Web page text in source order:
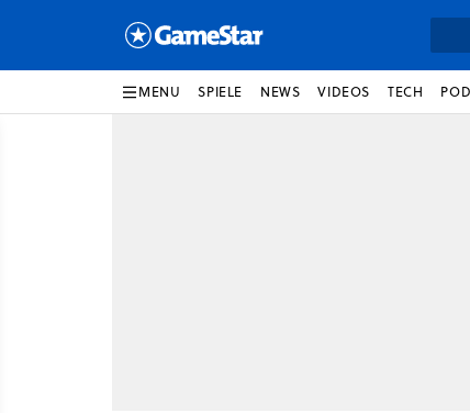
MENU SPIELE NEWS VIDEOS TECH